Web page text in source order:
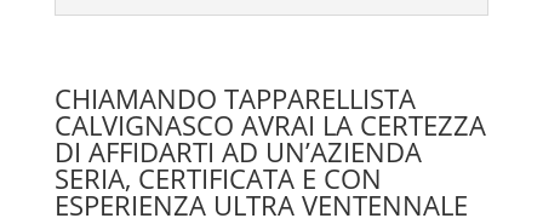
CHIAMANDO TAPPARELLISTA
CALVIGNASCO AVRAI LA CERTEZZA
DI AFFIDARTI AD UN’AZIENDA
SERIA, CERTIFICATA E CON
ESPERIENZA ULTRA VENTENNALE